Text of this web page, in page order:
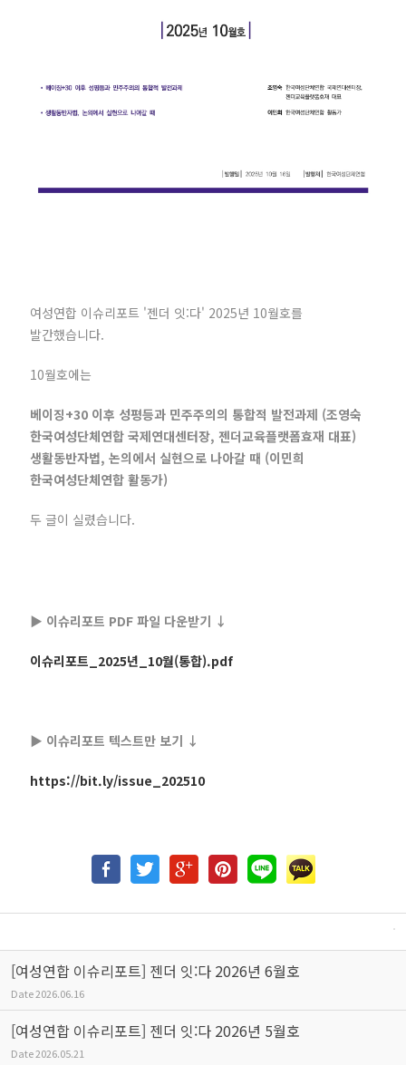
여성연합 이슈리포트 '젠더 잇:다' 2025년 10월호를
발간했습니다.
10월호에는
베이징+30 이후 성평등과 민주주의의 통합적 발전과제 (조영숙
한국여성단체연합 국제연대센터장, 젠더교육플랫폼효재 대표)
생활동반자법, 논의에서 실현으로 나아갈 때 (이민희
한국여성단체연합 활동가)
두 글이 실렸습니다.
▶️ 이슈리포트 PDF 파일 다운받기 ↓
이슈리포트_2025년_10월(통합).pdf
▶️ 이슈리포트 텍스트만 보기 ↓
https://bit.ly/issue_202510
[여성연합 이슈리포트] 젠더 잇:다 2026년 6월호
Date2026.06.16
[여성연합 이슈리포트] 젠더 잇:다 2026년 5월호
Date2026.05.21